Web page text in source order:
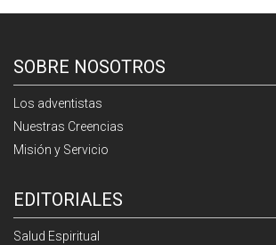
SOBRE NOSOTROS
Los adventistas
Nuestras Creencias
Misión y Servicio
EDITORIALES
Salud Espiritual